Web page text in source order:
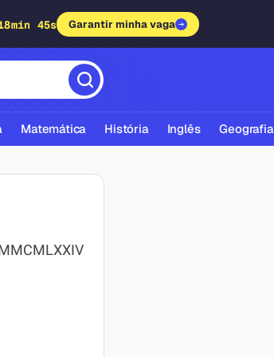
44s Garantir minha vaga
Matemática História Inglês Geografia